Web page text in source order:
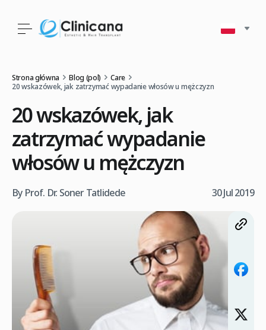
Strona główna Blog (pol)
Care
20 wskazówek, jak zatrzymać wypadanie włosów u mężczyzn
20 wskazówek, jak
zatrzymać wypadanie
włosów u mężczyzn
By Prof. Dr. Soner Tatlidede 30 Jul 2019